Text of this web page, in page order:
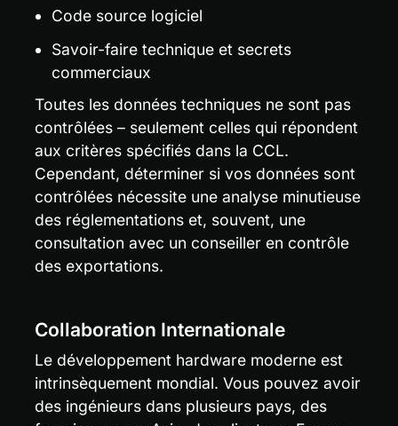
Code source logiciel
Savoir-faire technique et secrets
commerciaux
Toutes les données techniques ne sont pas
contrôlées – seulement celles qui répondent
aux critères spécifiés dans la CCL.
Cependant, déterminer si vos données sont
contrôlées nécessite une analyse minutieuse
des réglementations et, souvent, une
consultation avec un conseiller en contrôle
des exportations.
Collaboration Internationale
Le développement hardware moderne est
intrinsèquement mondial. Vous pouvez avoir
des ingénieurs dans plusieurs pays, des